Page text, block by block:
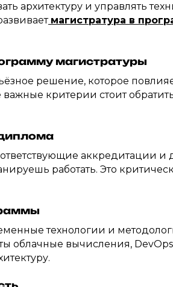
архитектуру и управлять
магистратура в
магистратуры
решение, которое
критерии стоит
аккредитации и
работать. Это
технологии и
облачные вычисления,